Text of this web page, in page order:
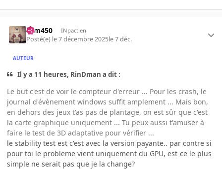
sam450 INpactien
Posté(e) le 7 décembre 2025le 7 déc.
AUTEUR
Il y a 11 heures, RinDman a dit :
Le but c'est de voir le compteur d'erreur ... Pour les crash, le
journal d'évènement windows suffit amplement ... Mais bon,
en dehors des jeux t'as pas de plantage, on est sûr que c'est
la carte graphique uniquement ... Tu peux aussi t'amuser à
faire le test de 3D adaptative pour vérifier ...
le stability test est c'est avec la version payante.. par contre si
pour toi le probleme vient uniquement du GPU, est-ce le plus
simple ne serait pas que je la change?